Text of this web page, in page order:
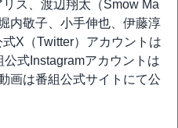
リス、渡辺翔太（Smow Ma
内敬子、小手伸也、伊藤淳
X（Twitter）アカウントは
公式Instagramアカウントは
画は番組公式サイトにて公